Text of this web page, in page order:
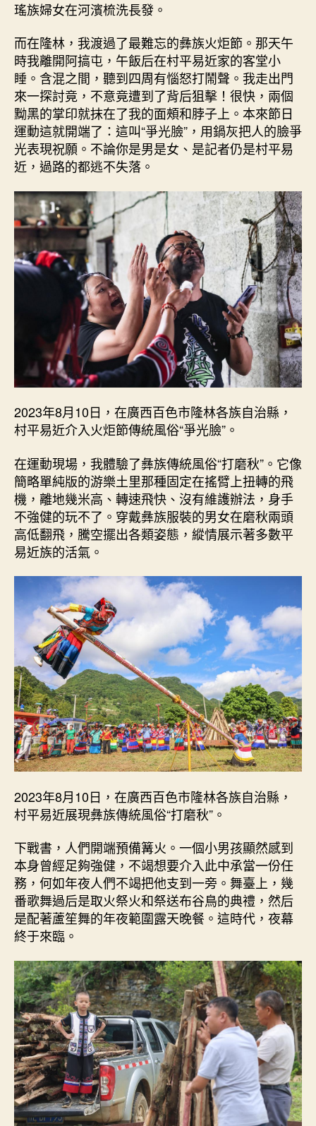
瑤族婦女在河濱梳洗長發。
而在隆林，我渡過了最難忘的彝族火炬節。那天午
時我離開阿搞屯，午飯后在村平易近家的客堂小
睡。含混之間，聽到四周有惱怒打鬧聲。我走出門
來一探討竟，不意竟遭到了背后狙擊！很快，兩個
黝黑的掌印就抹在了我的面頰和脖子上。本來節日
運動這就開端了：這叫“爭光臉”，用鍋灰把人的臉爭
光表現祝願。不論你是男是女、是記者仍是村平易
近，過路的都逃不失落。
2023年8月10日，在廣西百色市隆林各族自治縣，
村平易近介入火炬節傳統風俗“爭光臉”。
在運動現場，我體驗了彝族傳統風俗“打磨秋”。它像
簡略單純版的游樂土里那種固定在搖臂上扭轉的飛
機，離地幾米高、轉速飛快、沒有維護辦法，身手
不強健的玩不了。穿戴彝族服裝的男女在磨秋兩頭
高低翻飛，騰空擺出各類姿態，縱情展示著多數平
易近族的活氣。
2023年8月10日，在廣西百色市隆林各族自治縣，
村平易近展現彝族傳統風俗“打磨秋”。
下戰書，人們開端預備篝火。一個小男孩顯然感到
本身曾經足夠強健，不竭想要介入此中承當一份任
務，何如年夜人們不竭把他支到一旁。舞臺上，幾
番歌舞過后是取火祭火和祭送布谷鳥的典禮，然后
是配著蘆笙舞的年夜範圍露天晚餐。這時代，夜幕
終于來臨。